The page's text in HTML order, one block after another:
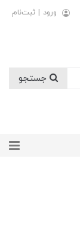
ورود | ثبت‌نام